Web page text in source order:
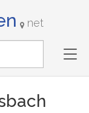
net